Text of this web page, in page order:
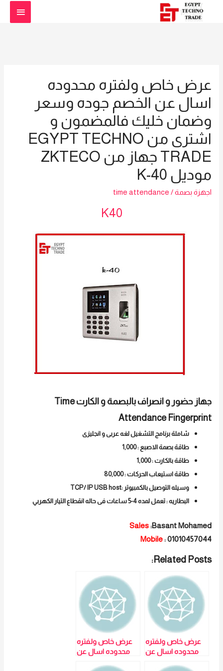
عرض خاص ولفتره محدوده
اسال عن الخصم جوده وسعر
وضمان خليك فالمضمون و
اشترى من EGYPT TECHNO
TRADE جهاز من ZKTECO
موديل K-40
اجهزة بصمة/
time attendance
K40
جهاز حضور و انصراف بالبصمة و الكارت Time
Attendance Fingerprint
شاملة برنامج التشغيل لغه عربى و انجليزى
طاقة بصمة الاصبع : 1,000
طاقة بالكارت : 1,000
طاقة استيعاب الحركات : 80,000
وسيله التوصيل بالكمبيوتر :TCP/ IP USB host
البطاريه : تعمل لمده 4-5 ساعات فى حاله انقطاع التيار الكهربي
Sales:Basant Mohamed
Mobile: 01010457044
Related Posts:
عرض خاص ولفتره
محدوده اسال عن
عرض خاص ولفتره
محدوده اسال عن